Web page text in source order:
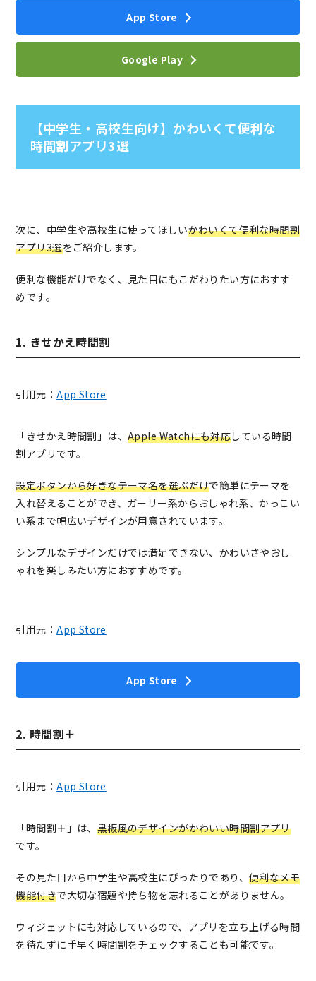
App Store
Google Play
【中学生・高校生向け】かわいくて便利な
時間割アプリ3選
次に、中学生や高校生に使ってほしいかわいくて便利な時間割
アプリ3選をご紹介します。
便利な機能だけでなく、見た目にもこだわりたい方におすす
めです。
1. きせかえ時間割
引用元：App Store
「きせかえ時間割」は、Apple Watchにも対応している時間
割アプリです。
設定ボタンから好きなテーマ名を選ぶだけで簡単にテーマを
入れ替えることができ、ガーリー系からおしゃれ系、かっこい
い系まで幅広いデザインが用意されています。
シンプルなデザインだけでは満足できない、かわいさやおし
ゃれを楽しみたい方におすすめです。
引用元：App Store
App Store
2. 時間割＋
引用元：App Store
「時間割＋」は、 黒板風のデザインがかわいい時間割アプリ
です。
その見た目から中学生や高校生にぴったりであり、便利なメモ
機能付きで大切な宿題や持ち物を忘れることがありません。
ウィジェットにも対応しているので、アプリを立ち上げる時間
を待たずに手早く時間割をチェックすることも可能です。